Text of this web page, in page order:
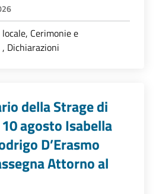
Cerimonie e
, Dichiarazioni
della Strage di
agosto Isabella
D’Erasmo
Attorno al